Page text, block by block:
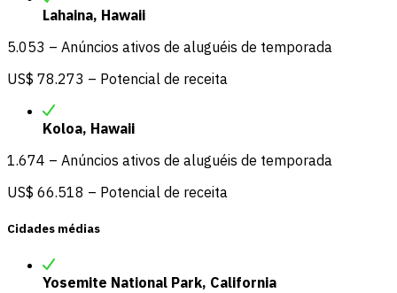
Lahaina, Hawaii
5.053 – Anúncios ativos de aluguéis de temporada
US$ 78.273 – Potencial de receita
Koloa, Hawaii
1.674 – Anúncios ativos de aluguéis de temporada
US$ 66.518 – Potencial de receita
Cidades médias
Yosemite National Park, California